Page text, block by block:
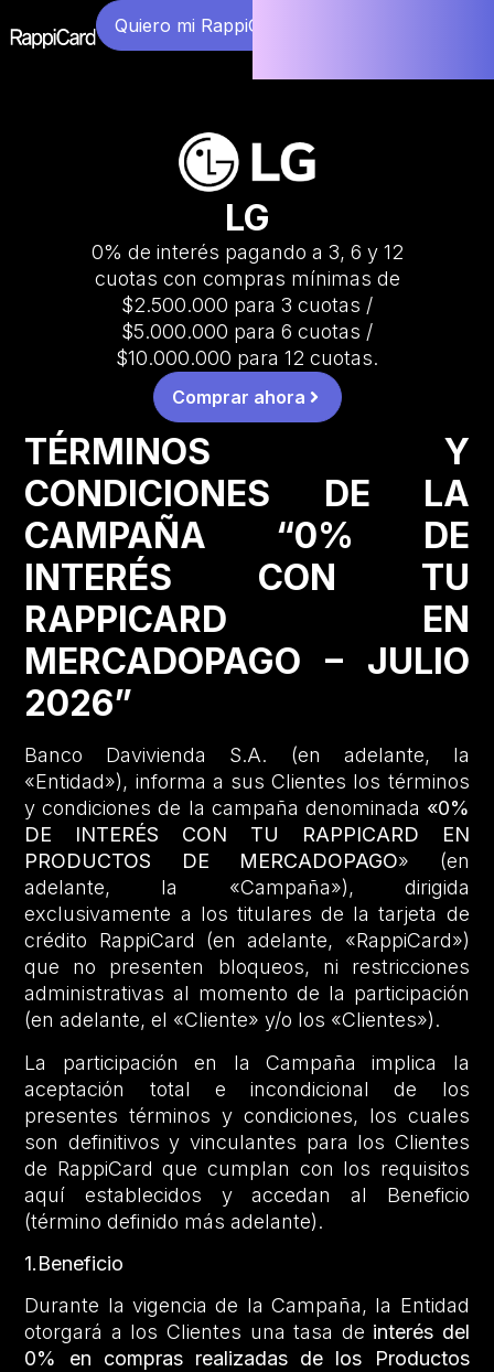
Quiero mi RappiCard
LG
0% de interés pagando a 3, 6 y 12
cuotas con compras mínimas de
$2.500.000 para 3 cuotas /
$5.000.000 para 6 cuotas /
$10.000.000 para 12 cuotas.
Comprar ahora
TÉRMINOS Y
CONDICIONES DE LA
CAMPAÑA “0% DE
INTERÉS CON TU
RAPPICARD EN
MERCADOPAGO – JULIO
2026”
Banco Davivienda S.A. (en adelante, la
«Entidad»), informa a sus Clientes los términos
y condiciones de la campaña denominada «0%
DE INTERÉS CON TU RAPPICARD EN
PRODUCTOS DE MERCADOPAGO» (en
adelante, la «Campaña»), dirigida
exclusivamente a los titulares de la tarjeta de
crédito RappiCard (en adelante, «RappiCard»)
que no presenten bloqueos, ni restricciones
administrativas al momento de la participación
(en adelante, el «Cliente» y/o los «Clientes»).
La participación en la Campaña implica la
aceptación total e incondicional de los
presentes términos y condiciones, los cuales
son definitivos y vinculantes para los Clientes
de RappiCard que cumplan con los requisitos
aquí establecidos y accedan al Beneficio
(término definido más adelante).
1.Beneficio
Durante la vigencia de la Campaña, la Entidad
otorgará a los Clientes una tasa de interés del
0% en compras realizadas de los Productos